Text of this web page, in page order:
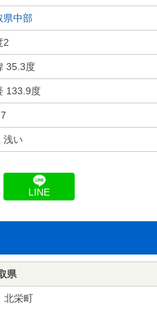
県中部
2
35.3度
133.9度
浅い
LINE
県
北栄町